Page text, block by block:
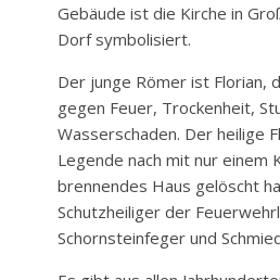
Gebäude ist die Kirche in
Dorf symbolisiert.
Der junge Römer ist Florian,
gegen Feuer, Trockenheit,
Wasserschaden. Der heilige
Legende nach mit nur einem
brennendes Haus gelöscht
Schutzheiliger der
Schornsteinfeger und